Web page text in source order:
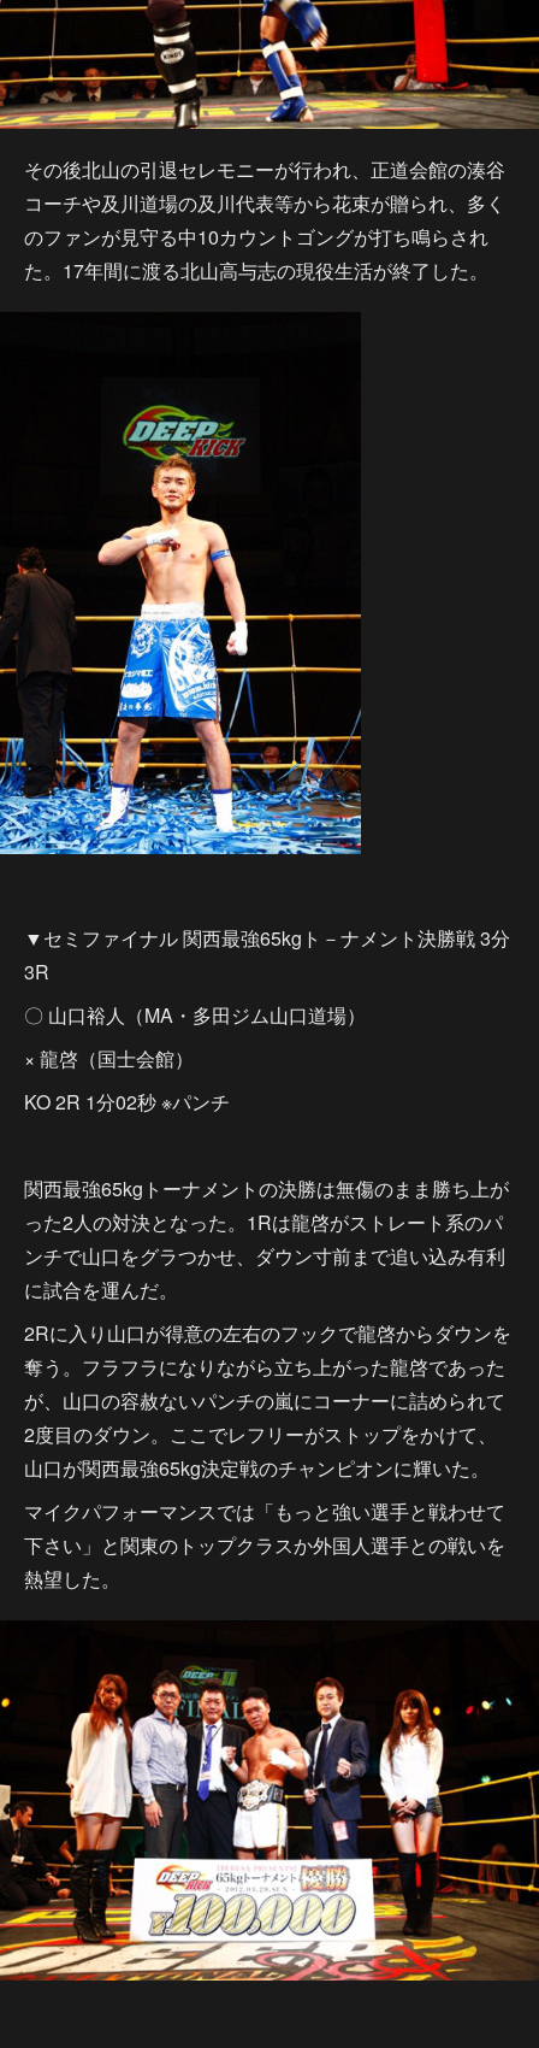
その後北山の引退セレモニーが行われ、正道会館の湊谷
コーチや及川道場の及川代表等から花束が贈られ、多く
のファンが見守る中10カウントゴングが打ち鳴らされ
た。17年間に渡る北山高与志の現役生活が終了した。
▼セミファイナル 関西最強65kgト－ナメント決勝戦 3分
3R
〇 山口裕人（MA・多田ジム山口道場）
× 龍啓（国士会館）
KO 2R 1分02秒 ※パンチ
関西最強65kgトーナメントの決勝は無傷のまま勝ち上が
った2人の対決となった。1Rは龍啓がストレート系のパ
ンチで山口をグラつかせ、ダウン寸前まで追い込み有利
に試合を運んだ。
2Rに入り山口が得意の左右のフックで龍啓からダウンを
奪う。フラフラになりながら立ち上がった龍啓であった
が、山口の容赦ないパンチの嵐にコーナーに詰められて
2度目のダウン。ここでレフリーがストップをかけて、
山口が関西最強65kg決定戦のチャンピオンに輝いた。
マイクパフォーマンスでは「もっと強い選手と戦わせて
下さい」と関東のトップクラスか外国人選手との戦いを
熱望した。